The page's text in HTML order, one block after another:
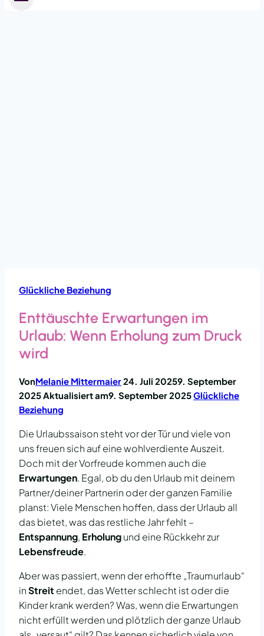
Glückliche Beziehung
Enttäuschte Erwartungen im
Urlaub: Wenn Erholung zum Druck
wird
VonMelanie Mittermaier24. Juli 20259. September
2025Aktualisiert am9. September 2025Glückliche
Beziehung
Die Urlaubssaison steht vor der Tür und viele von
uns freuen sich auf eine wohlverdiente Auszeit.
Doch mit der Vorfreude kommen auch die
Erwartungen. Egal, ob du den Urlaub mit deinem
Partner/deiner Partnerin oder der ganzen Familie
planst: Viele Menschen hoffen, dass der Urlaub all
das bietet, was das restliche Jahr fehlt –
Entspannung, Erholungund eine Rückkehr zur
Lebensfreude.
Aber was passiert, wenn der erhoffte „Traumurlaub“
inStreit endet, das Wetter schlecht ist oder die
Kinder krank werden? Was, wenn die Erwartungen
nicht erfüllt werden und plötzlich der ganze Urlaub